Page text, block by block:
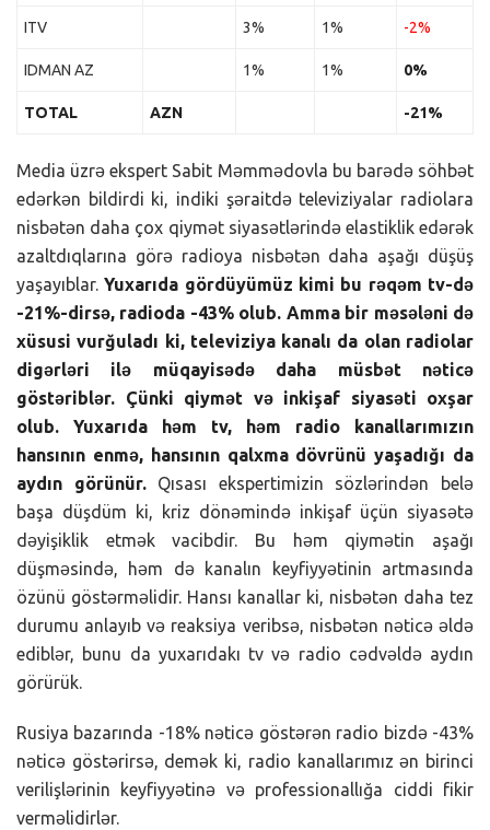
ITV 3% 1% -2%
IDMAN AZ 1% 1% 0%
TOTAL AZN -21%
Media üzrə ekspert Sabit Məmmədovla bu barədə söhbət
edərkən bildirdi ki, indiki şəraitdə televiziyalar radiolara
nisbətən daha çox qiymət siyasətlərində elastiklik edərək
azaltdıqlarına görə radioya nisbətən daha aşağı düşüş
yaşayıblar.Yuxarıda gördüyümüz kimi bu rəqəm tv-də
-21%-dirsə, radioda -43% olub. Amma bir məsələni də
xüsusi vurğuladı ki, televiziya kanalı da olan radiolar
digərləri ilə müqayisədə daha müsbət nəticə
göstəriblər. Çünki qiymət və inkişaf siyasəti oxşar
olub. Yuxarıda həm tv, həm radio kanallarımızın
hansının enmə, hansının qalxma dövrünü yaşadığı da
aydın görünür. Qısası ekspertimizin sözlərindən belə
başa düşdüm ki, kriz dönəmində inkişaf üçün siyasətə
dəyişiklik etmək vacibdir. Bu həm qiymətin aşağı
düşməsində, həm də kanalın keyfiyyətinin artmasında
özünü göstərməlidir. Hansı kanallar ki, nisbətən daha tez
durumu anlayıb və reaksiya veribsə, nisbətən nəticə əldə
ediblər, bunu da yuxarıdakı tv və radio cədvəldə aydın
görürük.
Rusiya bazarında -18% nəticə göstərən radio bizdə -43%
nəticə göstərirsə, demək ki, radio kanallarımız ən birinci
verilişlərinin keyfiyyətinə və professionallığa ciddi fikir
verməlidirlər.